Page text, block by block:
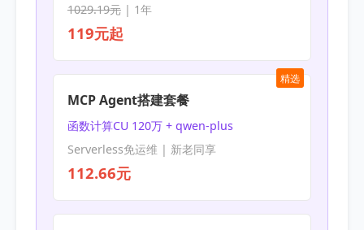
1029.19元| 1年
119元起
精选
MCP Agent搭建套餐
函数计算CU 120万 + qwen-plus
Serverless免运维 | 新老同享
112.66元